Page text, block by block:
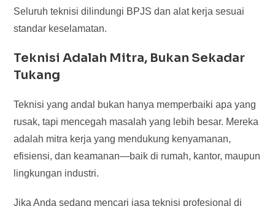
Seluruh teknisi dilindungi BPJS dan alat kerja sesuai
standar keselamatan.
Teknisi Adalah Mitra, Bukan Sekadar
Tukang
Teknisi yang andal bukan hanya memperbaiki apa yang
rusak, tapi mencegah masalah yang lebih besar. Mereka
adalah mitra kerja yang mendukung kenyamanan,
efisiensi, dan keamanan—baik di rumah, kantor, maupun
lingkungan industri.
Jika Anda sedang mencari jasa teknisi profesional di